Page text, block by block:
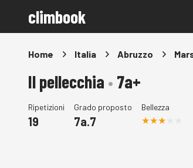
climbook
Home Italia Abruzzo
Il pellecchia • 7a+
Ripetizioni
19
Grado proposto
7a.7
Bellezza